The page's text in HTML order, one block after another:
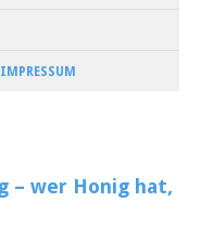
– wer Honig hat,